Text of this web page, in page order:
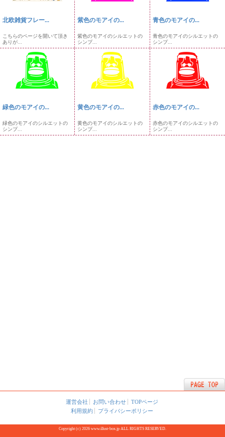
北欧雑貨フレー...
こちらのページを開いて頂き
ありが...
紫色のモアイの...
紫色のモアイのシルエットの
シンプ...
青色のモアイの...
青色のモアイのシルエットの
シンプ...
緑色のモアイの...
緑色のモアイのシルエットの
シンプ...
黄色のモアイの...
黄色のモアイのシルエットの
シンプ...
赤色のモアイの...
赤色のモアイのシルエットの
シンプ...
運営会社 お問い合わせ
TOPページ
利用規約
プライバシーポリシー
Copyright (c) 2026 www.illust-box.jp ALL RIGHTS RESERVED.